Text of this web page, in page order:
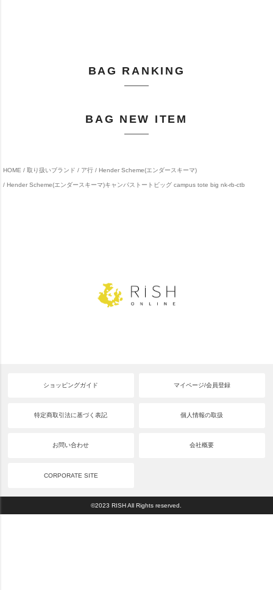
BAG RANKING
BAG NEW ITEM
HOME 取り扱いブランド ア行 Hender Scheme(エンダースキーマ)
Hender Scheme(エンダースキーマ)キャンパストートビッグ campus tote big nk-rb-ctb
ショッピングガイド マイページ/会員登録
特定商取引法に基づく表記 個人情報の取扱
お問い合わせ 会社概要
CORPORATE SITE
©2023 RISH All Rights reserved.